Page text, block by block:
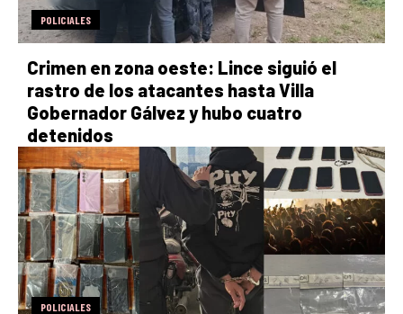
POLICIALES
Crimen en zona oeste: Lince siguió el
rastro de los atacantes hasta Villa
Gobernador Gálvez y hubo cuatro
detenidos
POLICIALES